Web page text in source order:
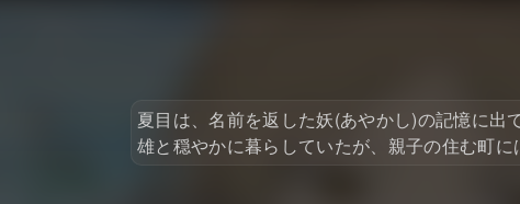
夏目は、名前を返した妖(あやかし)の記憶に
雄と穏やかに暮らしていたが、親子の住む町に